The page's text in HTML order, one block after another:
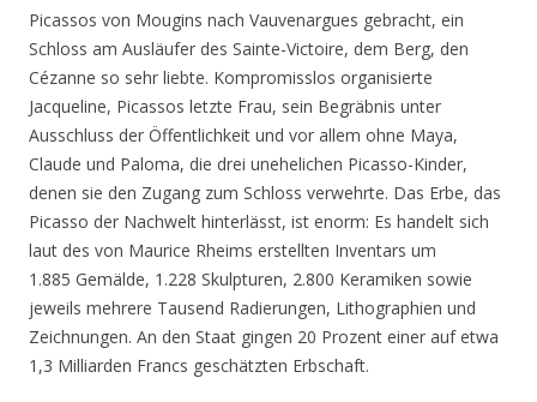
Picassos von Mougins nach Vauvenargues gebracht, ein
Schloss am Ausläufer des Sainte-Victoire, dem Berg, den
Cézanne so sehr liebte. Kompromisslos organisierte
Jacqueline, Picassos letzte Frau, sein Begräbnis unter
Ausschluss der Öffentlichkeit und vor allem ohne Maya,
Claude und Paloma, die drei unehelichen Picasso-Kinder,
denen sie den Zugang zum Schloss verwehrte. Das Erbe, das
Picasso der Nachwelt hinterlässt, ist enorm: Es handelt sich
laut des von Maurice Rheims erstellten Inventars um
1.885 Gemälde, 1.228 Skulpturen, 2.800 Keramiken sowie
jeweils mehrere Tausend Radierungen, Lithographien und
Zeichnungen. An den Staat gingen 20 Prozent einer auf etwa
1,3 Milliarden Francs geschätzten Erbschaft.